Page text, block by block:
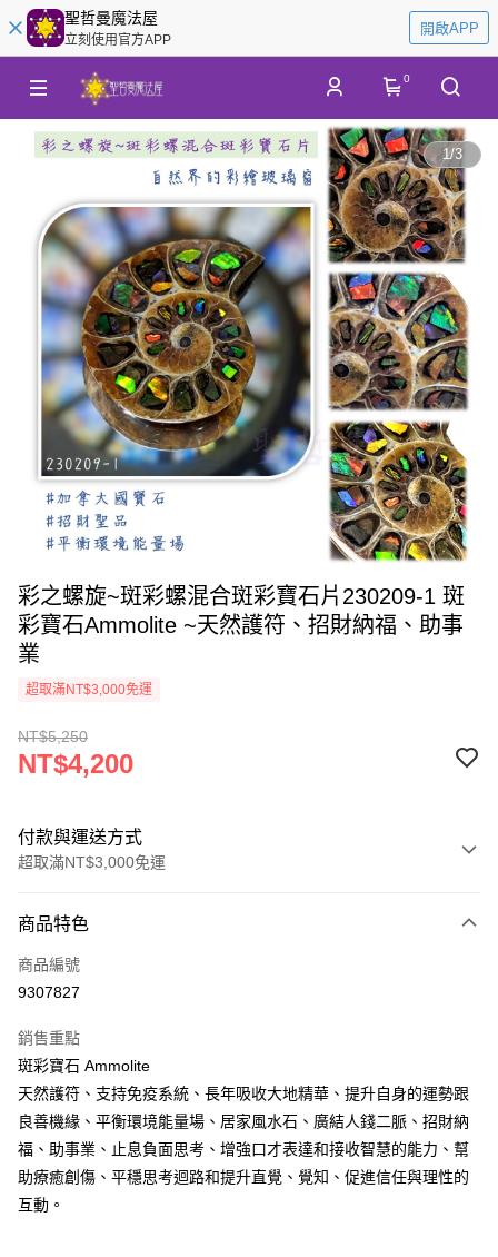
聖哲曼魔法屋
立刻使用官方APP
開啟APP
0
1/3
彩之螺旋~斑彩螺混合斑彩寶石片230209-1 斑
彩寶石Ammolite ~天然護符、招財納福、助事
業
超取滿NT$3,000免運
NT$5,250
NT$4,200
付款與運送方式
超取滿NT$3,000免運
信用卡一次付款
超商取貨付款
Apple Pay
街口支付
悠遊付
ATM付款
商品特色
商品編號
9307827
銷售重點
斑彩寶石 Ammolite
天然護符、支持免疫系統、長年吸收大地精華、提升自身的運勢跟
良善機緣、平衡環境能量場、居家風水石、廣結人錢二脈、招財納
福、助事業、止息負面思考、增強口才表達和接收智慧的能力、幫
助療癒創傷、平穩思考迴路和提升直覺、覺知、促進信任與理性的
互動。